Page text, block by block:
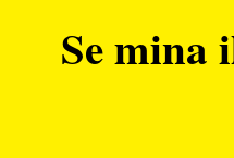
Se mina